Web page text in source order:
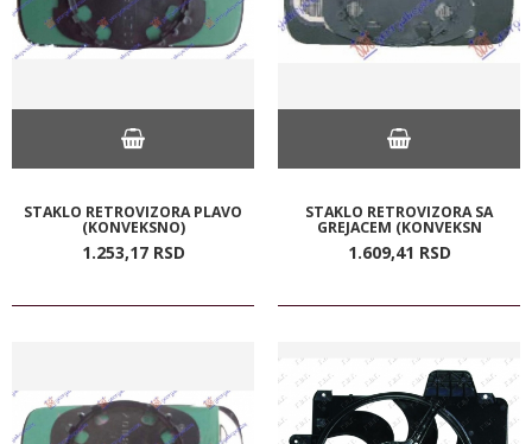
STAKLO RETROVIZORA PLAVO
(KONVEKSNO)
1.253,17 RSD
STAKLO RETROVIZORA SA
GREJACEM (KONVEKSN
1.609,41 RSD